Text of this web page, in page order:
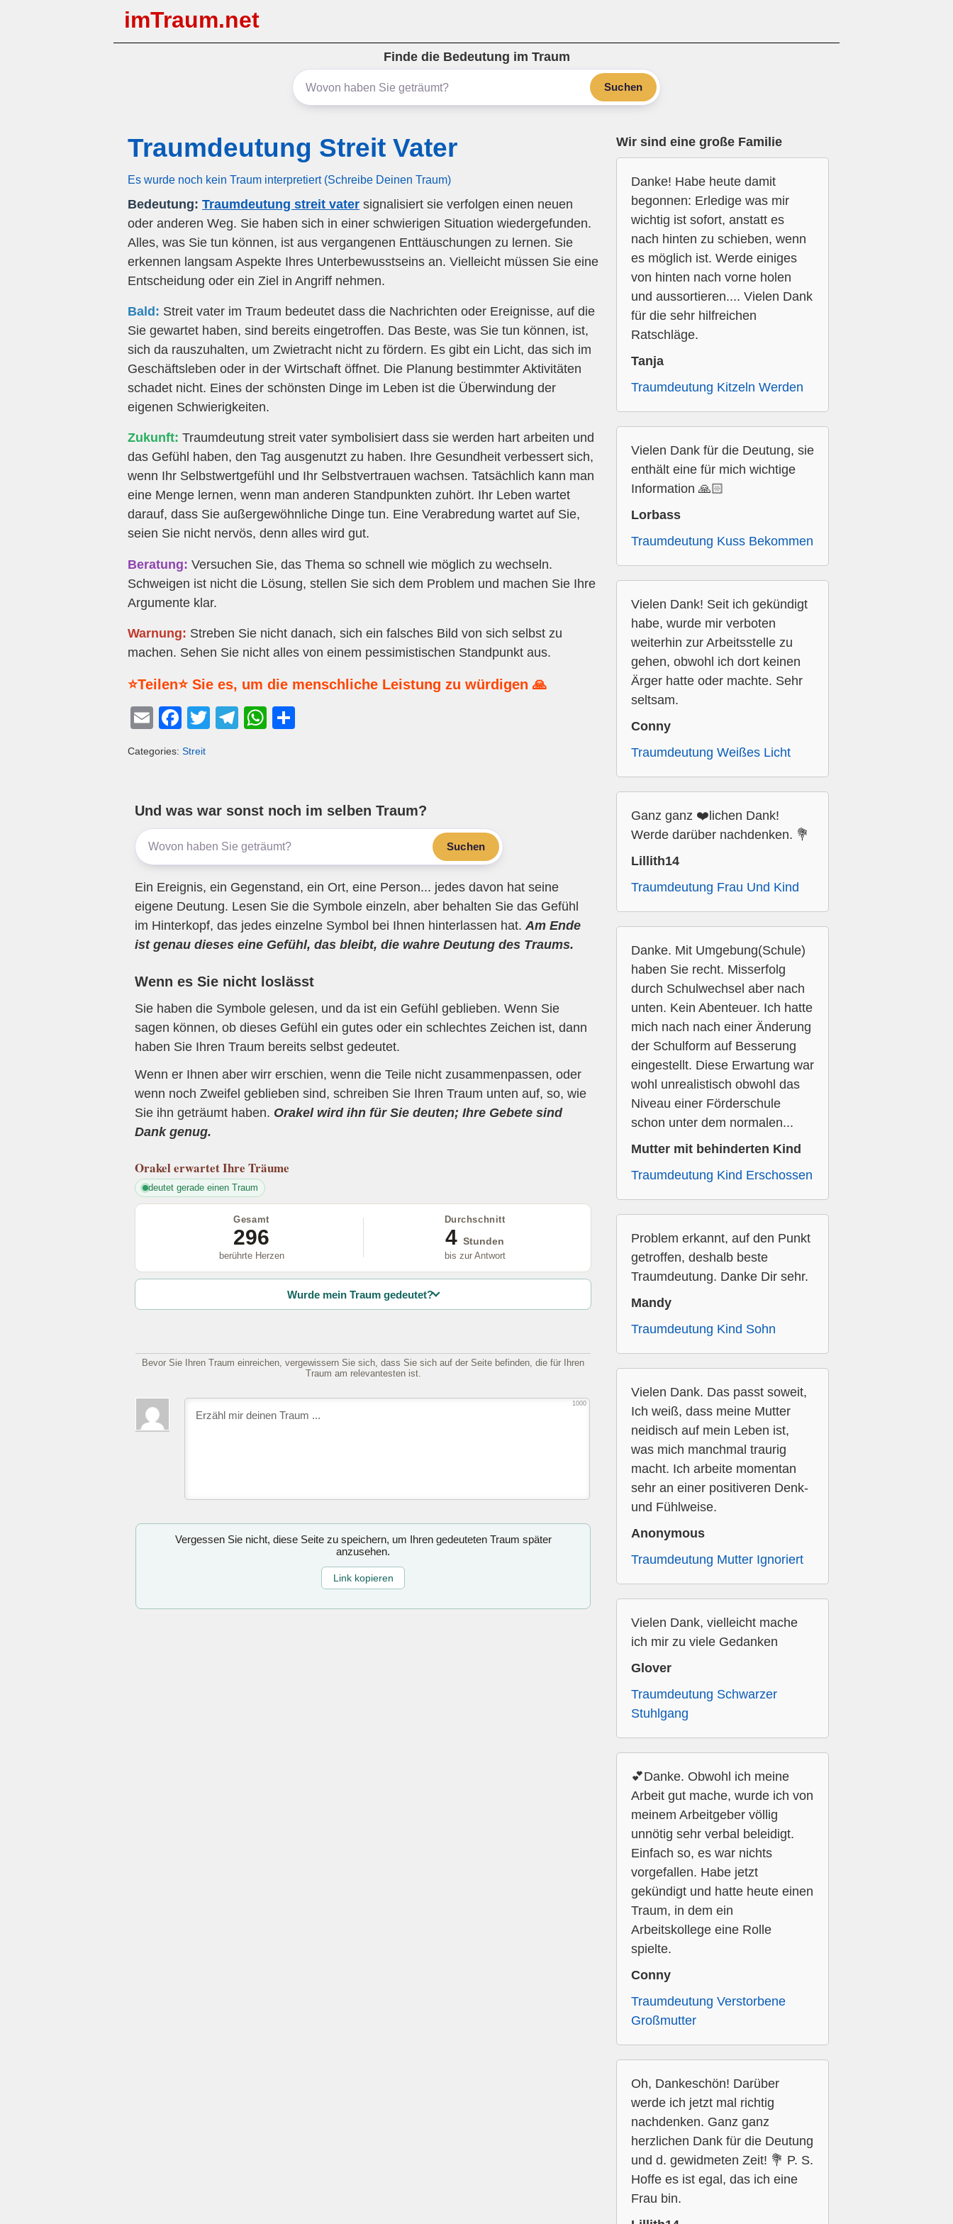
imTraum.net
Finde die Bedeutung im Traum
Suchen
Traumdeutung Streit Vater
Es wurde noch kein Traum interpretiert (Schreibe Deinen Traum)
Bedeutung: Traumdeutung streit vater signalisiert sie verfolgen einen neuen
oder anderen Weg. Sie haben sich in einer schwierigen Situation wiedergefunden.
Alles, was Sie tun können, ist aus vergangenen Enttäuschungen zu lernen. Sie
erkennen langsam Aspekte Ihres Unterbewusstseins an. Vielleicht müssen Sie eine
Entscheidung oder ein Ziel in Angriff nehmen.
Bald: Streit vater im Traum bedeutet dass die Nachrichten oder Ereignisse, auf die
Sie gewartet haben, sind bereits eingetroffen. Das Beste, was Sie tun können, ist,
sich da rauszuhalten, um Zwietracht nicht zu fördern. Es gibt ein Licht, das sich im
Geschäftsleben oder in der Wirtschaft öffnet. Die Planung bestimmter Aktivitäten
schadet nicht. Eines der schönsten Dinge im Leben ist die Überwindung der
eigenen Schwierigkeiten.
Zukunft: Traumdeutung streit vater symbolisiert dass sie werden hart arbeiten und
das Gefühl haben, den Tag ausgenutzt zu haben. Ihre Gesundheit verbessert sich,
wenn Ihr Selbstwertgefühl und Ihr Selbstvertrauen wachsen. Tatsächlich kann man
eine Menge lernen, wenn man anderen Standpunkten zuhört. Ihr Leben wartet
darauf, dass Sie außergewöhnliche Dinge tun. Eine Verabredung wartet auf Sie,
seien Sie nicht nervös, denn alles wird gut.
Beratung: Versuchen Sie, das Thema so schnell wie möglich zu wechseln.
Schweigen ist nicht die Lösung, stellen Sie sich dem Problem und machen Sie Ihre
Argumente klar.
Warnung: Streben Sie nicht danach, sich ein falsches Bild von sich selbst zu
machen. Sehen Sie nicht alles von einem pessimistischen Standpunkt aus.
⭐Teilen⭐ Sie es, um die menschliche Leistung zu würdigen 🙏
E
ail
F
c
b
o
o
T
T
a
m
W
A
p
p
Categories: Streit
Und was war sonst noch im selben Traum?
Suchen
Ein Ereignis, ein Gegenstand, ein Ort, eine Person... jedes davon hat seine
eigene Deutung. Lesen Sie die Symbole einzeln, aber behalten Sie das Gefühl
im Hinterkopf, das jedes einzelne Symbol bei Ihnen hinterlassen hat. Am Ende
ist genau dieses eine Gefühl, das bleibt, die wahre Deutung des Traums.
Wenn es Sie nicht loslässt
Sie haben die Symbole gelesen, und da ist ein Gefühl geblieben. Wenn Sie
sagen können, ob dieses Gefühl ein gutes oder ein schlechtes Zeichen ist, dann
haben Sie Ihren Traum bereits selbst gedeutet.
Wenn er Ihnen aber wirr erschien, wenn die Teile nicht zusammenpassen, oder
wenn noch Zweifel geblieben sind, schreiben Sie Ihren Traum unten auf, so, wie
Sie ihn geträumt haben. Orakel wird ihn für Sie deuten; Ihre Gebete sind
Dank genug.
Orakelerwartet Ihre Träume
deutet gerade einen Traum
Gesamt
296
berührte Herzen
Durchschnitt
4 Stunden
bis zur Antwort
Wurde mein Traum gedeutet?
Bevor Sie Ihren Traum einreichen, vergewissern Sie sich, dass Sie sich auf der Seite befinden, die für Ihren
Traum am relevantesten ist.
1000
Vergessen Sie nicht, diese Seite zu speichern, um Ihren gedeuteten Traum später
anzusehen.
Link kopieren
Wir sind eine große Familie
Danke! Habe heute damit
begonnen: Erledige was mir
wichtig ist sofort, anstatt es
nach hinten zu schieben, wenn
es möglich ist. Werde einiges
von hinten nach vorne holen
und aussortieren.... Vielen Dank
für die sehr hilfreichen
Ratschläge.
Tanja
Traumdeutung Kitzeln Werden
Vielen Dank für die Deutung, sie
enthält eine für mich wichtige
Information 🙏🏻
Lorbass
Traumdeutung Kuss Bekommen
Vielen Dank! Seit ich gekündigt
habe, wurde mir verboten
weiterhin zur Arbeitsstelle zu
gehen, obwohl ich dort keinen
Ärger hatte oder machte. Sehr
seltsam.
Conny
Traumdeutung Weißes Licht
Ganz ganz ❤️lichen Dank!
Werde darüber nachdenken. 💐
Lillith14
Traumdeutung Frau Und Kind
Danke. Mit Umgebung(Schule)
haben Sie recht. Misserfolg
durch Schulwechsel aber nach
unten. Kein Abenteuer. Ich hatte
mich nach nach einer Änderung
der Schulform auf Besserung
eingestellt. Diese Erwartung war
wohl unrealistisch obwohl das
Niveau einer Förderschule
schon unter dem normalen...
Mutter mit behinderten Kind
Traumdeutung Kind Erschossen
Problem erkannt, auf den Punkt
getroffen, deshalb beste
Traumdeutung. Danke Dir sehr.
Mandy
Traumdeutung Kind Sohn
Vielen Dank. Das passt soweit,
Ich weiß, dass meine Mutter
neidisch auf mein Leben ist,
was mich manchmal traurig
macht. Ich arbeite momentan
sehr an einer positiveren Denk-
und Fühlweise.
Anonymous
Traumdeutung Mutter Ignoriert
Vielen Dank, vielleicht mache
ich mir zu viele Gedanken
Glover
Traumdeutung Schwarzer
Stuhlgang
💕Danke. Obwohl ich meine
Arbeit gut mache, wurde ich von
meinem Arbeitgeber völlig
unnötig sehr verbal beleidigt.
Einfach so, es war nichts
vorgefallen. Habe jetzt
gekündigt und hatte heute einen
Traum, in dem ein
Arbeitskollege eine Rolle
spielte.
Conny
Traumdeutung Verstorbene
Großmutter
Oh, Dankeschön! Darüber
werde ich jetzt mal richtig
nachdenken. Ganz ganz
herzlichen Dank für die Deutung
und d. gewidmeten Zeit! 💐 P. S.
Hoffe es ist egal, das ich eine
Frau bin.